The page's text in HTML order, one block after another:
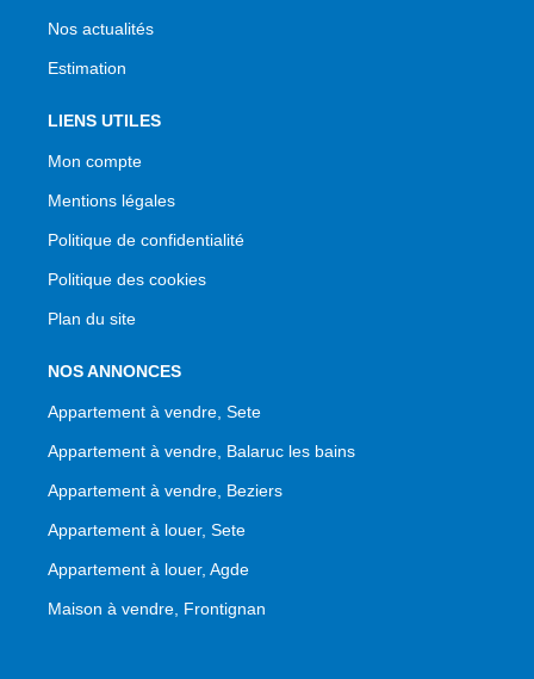
Nos actualités
Estimation
LIENS UTILES
Mon compte
Mentions légales
Politique de confidentialité
Politique des cookies
Plan du site
NOS ANNONCES
Appartement à vendre, Sete
Appartement à vendre, Balaruc les bains
Appartement à vendre, Beziers
Appartement à louer, Sete
Appartement à louer, Agde
Maison à vendre, Frontignan